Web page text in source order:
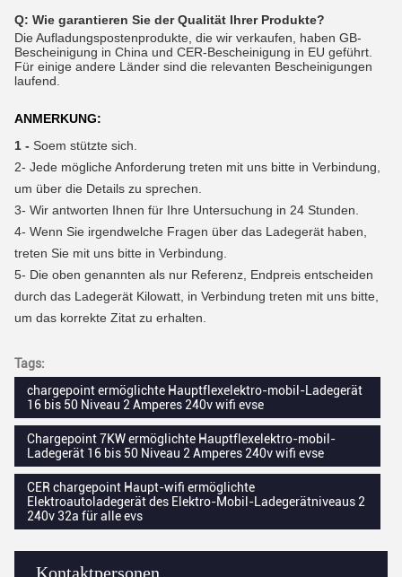
Kontaktpersonen
Q: Wie garantieren Sie der Qualität Ihrer Produkte?
Die Aufladungspostenprodukte, die wir verkaufen, haben GB-
Bescheinigung in China und CER-Bescheinigung in EU geführt.
Für einige andere Länder sind die relevanten Bescheinigungen
laufend.
ANMERKUNG:
1 - Soem stützte sich.
2- Jede mögliche Anforderung treten mit uns bitte in Verbindung,
um über die Details zu sprechen.
3- Wir antworten Ihnen für Ihre Untersuchung in 24 Stunden.
4- Wenn Sie irgendwelche Fragen über das Ladegerät haben,
treten Sie mit uns bitte in Verbindung.
5- Die oben genannten als nur Referenz, Endpreis entscheiden
durch das Ladegerät Kilowatt, in Verbindung treten mit uns bitte,
um das korrekte Zitat zu erhalten.
Tags:
chargepoint ermöglichte Hauptflexelektro-mobil-Ladegerät
16 bis 50 Niveau 2 Amperes 240v wifi evse
Chargepoint 7KW ermöglichte Hauptflexelektro-mobil-
Ladegerät 16 bis 50 Niveau 2 Amperes 240v wifi evse
CER chargepoint Haupt-wifi ermöglichte
Elektroautoladegerät des Elektro-Mobil-Ladegerätniveaus 2
240v 32a für alle evs